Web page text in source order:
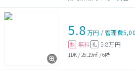
5.8万円 /管理費
敷 無料 礼 5.8万円
1DK / 26.19㎡ /6階